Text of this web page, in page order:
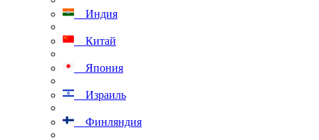
Индия
Китай
Япония
Израиль
Финляндия